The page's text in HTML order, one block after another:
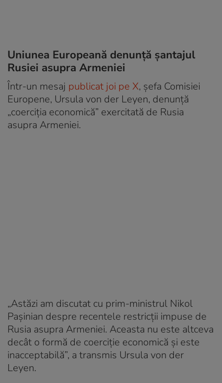
Uniunea Europeană denunță șantajul
Rusiei asupra Armeniei
Într-un mesaj publicat joi pe X, șefa Comisiei
Europene, Ursula von der Leyen, denunță
„coerciția economică” exercitată de Rusia
asupra Armeniei.
„Astăzi am discutat cu prim-ministrul Nikol
Paşinian despre recentele restricţii impuse de
Rusia asupra Armeniei. Aceasta nu este altceva
decât o formă de coerciţie economică şi este
inacceptabilă”, a transmis Ursula von der
Leyen.